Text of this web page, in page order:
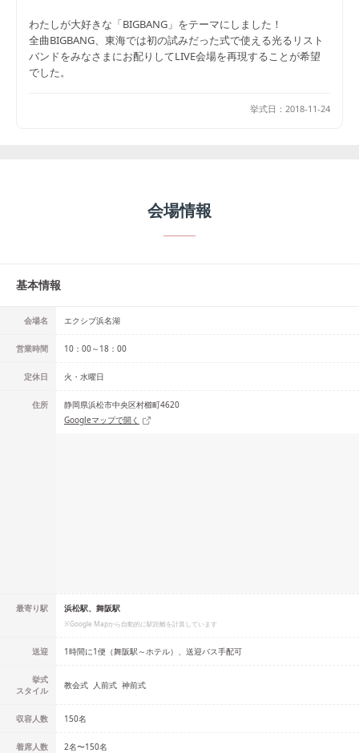
わたしが大好きな「BIGBANG」をテーマにしました！
全曲BIGBANG、東海では初の試みだった式で使える光るリスト
バンドをみなさまにお配りしてLIVE会場を再現することが希望
でした。
挙式日： 2018-11-24
会場情報
基本情報
会場名 エクシブ浜名湖
営業時間 10：00～18：00
定休日 火・水曜日
住所
静岡県浜松市中央区村櫛町4620
Googleマップで開く
最寄り駅 浜松駅、舞阪駅
※Google Mapから自動的に駅距離を計算しています
送迎 1時間に1便（舞阪駅～ホテル）、送迎バス手配可
挙式
スタイル
教会式 人前式 神前式
収容人数 150名
着席人数 2名〜150名